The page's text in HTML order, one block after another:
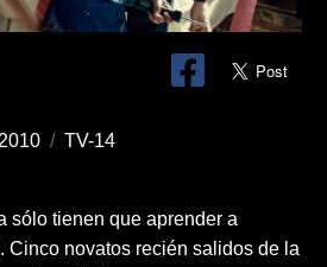
2010 / TV-14
sólo tienen que aprender a
Cinco novatos recién salidos de la